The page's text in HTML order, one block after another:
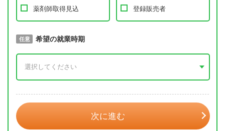
薬剤師取得見込 登録販売者
必須 取得予定年
任意 希望の就業時期
次に進む